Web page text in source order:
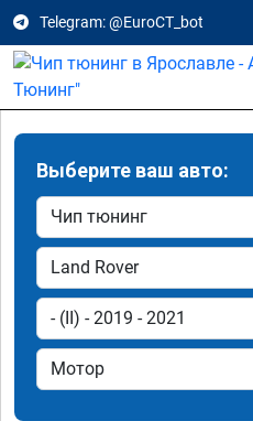
Telegram: @EuroCT_bot
Выберите ваш авто: